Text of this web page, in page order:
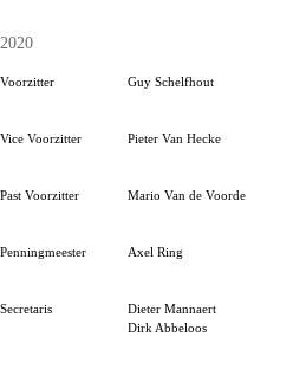
2020
Voorzitter Guy Schelfhout
Vice Voorzitter Pieter Van Hecke
Past Voorzitter Mario Van de Voorde
Penningmeester Axel Ring
Secretaris
Dieter Mannaert
Dirk Abbeloos